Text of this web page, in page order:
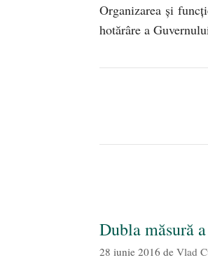
Organizarea și
hotărâre a
Dubla măsură
28 iunie 2016 de Vlad